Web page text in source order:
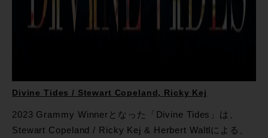
Divine Tides / Stewart Copeland, Ricky Kej
2023 Grammy Winnerとなった「Divine Tides」は、
Stewart Copeland / Ricky Kej & Herbert Waltlによる、